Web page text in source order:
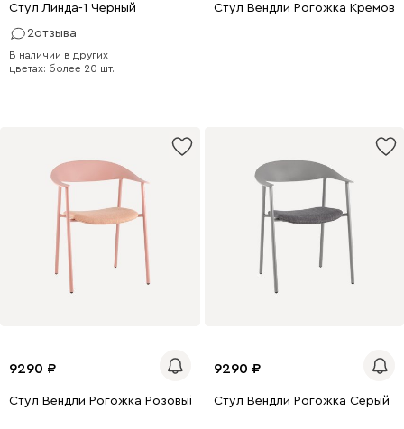
Стул Линда-1 Черный
2отзыва
В наличии в других
цветах: более 20 шт.
Стул Вендли Рогожка
9290
Стул Вендли Рогожка Розовый
9290
Стул Вендли Рогожка Серый